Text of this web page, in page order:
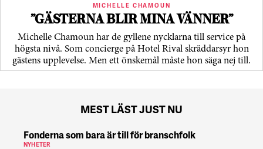
MICHELLE CHAMOUN
”GÄSTERNA BLIR MINA VÄNNER”
Michelle Chamoun har de gyllene nycklarna till service på
högsta nivå. Som concierge på Hotel Rival skräddarsyr hon
gästens upp­levelse. Men ett önskemål måste hon säga nej till.
MEST LÄST JUST NU
Fonderna som bara är till för branschfolk
NYHETER